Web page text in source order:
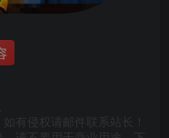
有侵权请邮件联系站长！